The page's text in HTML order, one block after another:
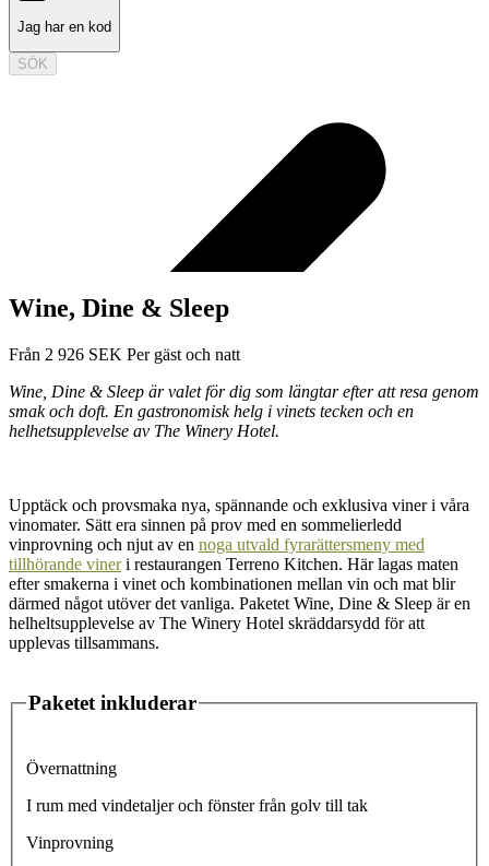
Jag har en kod
SÖK
Wine, Dine & Sleep
Från 2 926 SEK Per gäst och natt
Wine, Dine & Sleep är valet för dig som längtar efter att resa genom
smak och doft. En gastronomisk helg i vinets tecken och en
helhetsupplevelse av The Winery Hotel.
Upptäck och provsmaka nya, spännande och exklusiva viner i våra
vinomater. Sätt era sinnen på prov med en sommelierledd
vinprovning och njut av en noga utvald fyrarättersmeny med
tillhörande vineri restaurangen Terreno Kitchen. Här lagas maten
efter smakerna i vinet och kombinationen mellan vin och mat blir
därmed något utöver det vanliga. Paketet Wine, Dine & Sleep är en
helheltsupplevelse av The Winery Hotel skräddarsydd för att
upplevas tillsammans.
Paketet inkluderar
Övernattning
I rum med vindetaljer och fönster från golv till tak
Vinprovning